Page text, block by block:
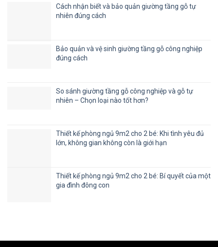
Cách nhận biết và bảo quản giường tầng gỗ tự
nhiên đúng cách
Bảo quản và vệ sinh giường tầng gỗ công nghiệp
đúng cách
So sánh giường tầng gỗ công nghiệp và gỗ tự
nhiên – Chọn loại nào tốt hơn?
Thiết kế phòng ngủ 9m2 cho 2 bé: Khi tình yêu đủ
lớn, không gian không còn là giới hạn
Thiết kế phòng ngủ 9m2 cho 2 bé: Bí quyết của một
gia đình đông con